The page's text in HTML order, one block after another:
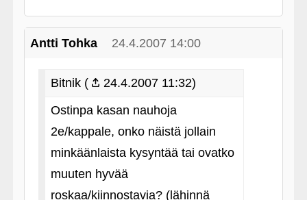
Antti Tohka 24.4.2007 14:00
Bitnik (
24.4.2007 11:32)
Ostinpa kasan nauhoja
2e/kappale, onko näistä jollain
minkäänlaista kysyntää tai ovatko
muuten hyvää
roskaa/kiinnostavia? (lähinnä